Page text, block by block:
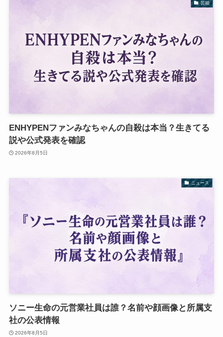
芸能
ENHYPENファンみなちゃんの自殺は本当？生きてる
説や公式発表を確認
2026年8月5日
ニュース
ソニー生命の元営業社員は誰？名前や顔画像と所属支
社の公表情報
2026年8月5日